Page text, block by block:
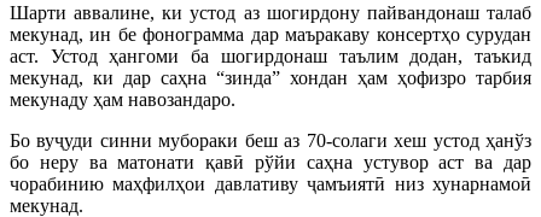
Шарти аввалине, ки устод аз шогирдону пайвандонаш талаб
мекунад, ин бе фонограмма дар маъракаву консертҳо сурудан
аст. Устод ҳангоми ба шогирдонаш таълим додан, таъкид
мекунад, ки дар саҳна “зинда” хондан ҳам ҳофизро тарбия
мекунаду ҳам навозандаро.
Бо вуҷуди синни мубораки беш аз 70-солаги хеш устод ҳанўз
бо неру ва матонати қавӣ рўйи саҳна устувор аст ва дар
чорабинию маҳфилҳои давлативу ҷамъиятӣ низ хунарнамоӣ
мекунад.